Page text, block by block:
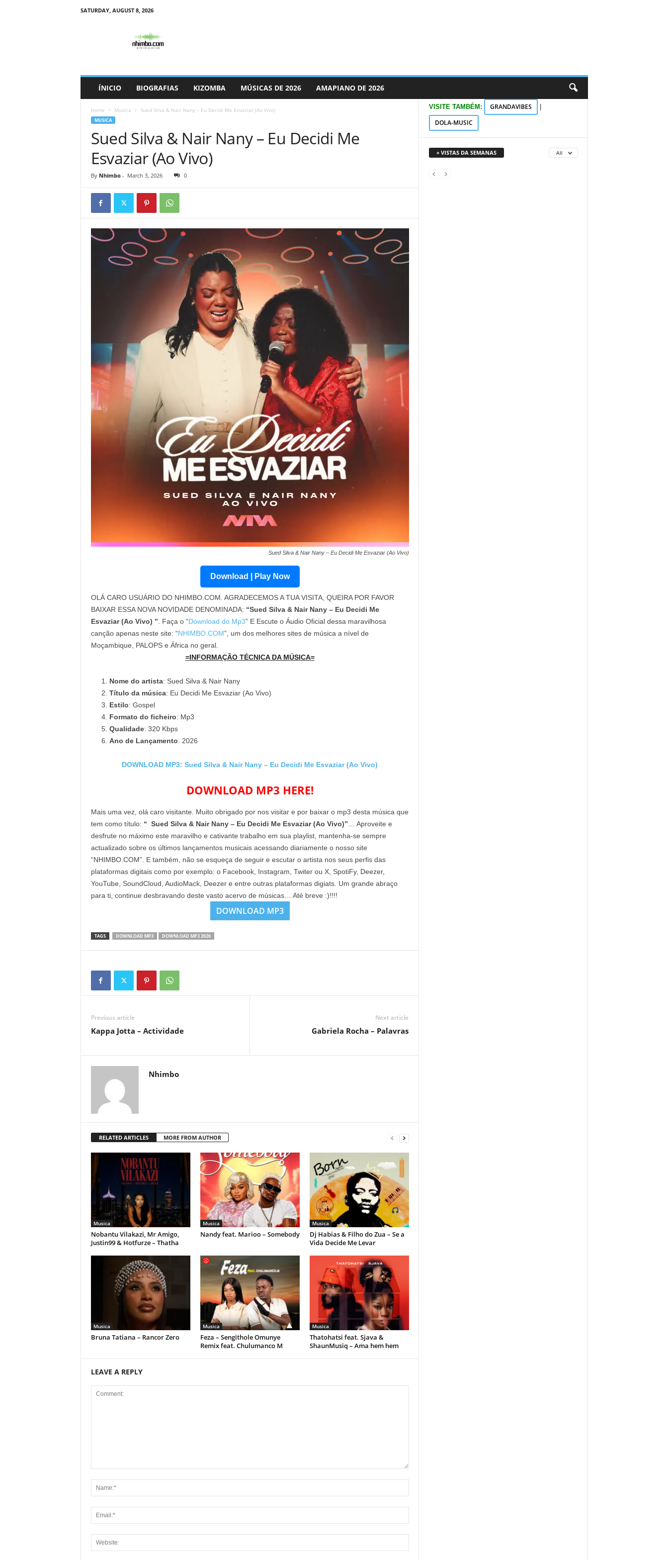
SATURDAY, AUGUST 8, 2026
ÍNICIO BIOGRAFIAS KIZOMBA MÚSICAS DE 2026 AMAPIANO DE 2026
Home Musica Sued Silva & Nair Nany – Eu Decidi Me Esvaziar (Ao Vivo)
MUSICA
Sued Silva & Nair Nany – Eu Decidi Me
Esvaziar (Ao Vivo)
By Nhimbo- March 3, 2026 0
Sued Silva & Nair Nany – Eu Decidi Me Esvaziar (Ao Vivo)
Download | Play Now
OLÁ CARO USUÁRIO DO NHIMBO.COM. AGRADECEMOS A TUA VISITA, QUEIRA POR FAVOR
BAIXAR ESSA NOVA NOVIDADE DENOMINADA: “Sued Silva & Nair Nany – Eu Decidi Me
Esvaziar (Ao Vivo) ” . Faça o “Download do Mp3” E Escute o Áudio Oficial dessa maravilhosa
canção apenas neste site: “NHIMBO.COM”, um dos melhores sites de música a nível de
Moçambique, PALOPS e África no geral.
=INFORMAÇÃO TÉCNICA DA MÚSICA=
Nome do artista: Sued Silva & Nair Nany
Título da música: Eu Decidi Me Esvaziar (Ao Vivo)
Estilo: Gospel
Formato do ficheiro: Mp3
Qualidade: 320 Kbps
Ano de Lançamento: 2026
DOWNLOAD MP3: Sued Silva & Nair Nany – Eu Decidi Me Esvaziar (Ao Vivo)
DOWNLOAD MP3 HERE!
Mais uma vez, olá caro visitante. Muito obrigado por nos visitar e por baixar o mp3 desta música que
tem como título: “ Sued Silva & Nair Nany – Eu Decidi Me Esvaziar (Ao Vivo)” … Aproveite e
desfrute no máximo este maravilho e cativante trabalho em sua playlist, mantenha-se sempre
actualizado sobre os últimos lançamentos musicais acessando diariamente o nosso site
“NHIMBO.COM”. E também, não se esqueça de seguir e escutar o artista nos seus perfis das
plataformas digitais como por exemplo: o Facebook, Instagram, Twiter ou X, SpotiFy, Deezer,
YouTube, SoundCloud, AudioMack, Deezer e entre outras plataformas digiats. Um grande abraço
para ti, continue desbravando deste vasto acervo de músicas… Até breve :)!!!!
DOWNLOAD MP3
TAGS DOWNLOAD MP3 DOWNLOAD MP3 2026
Previous article
Kappa Jotta – Actividade
Next article
Gabriela Rocha – Palavras
Nhimbo
RELATED ARTICLES MORE FROM AUTHOR
Musica
Nobantu Vilakazi, Mr Amigo,
Justin99 & Hotfurze – Thatha
Musica
Nandy feat. Marioo – Somebody
Musica
Dj Habias & Filho do Zua – Se a
Vida Decide Me Levar
Musica
Bruna Tatiana – Rancor Zero
Musica
Feza – Sengithole Omunye
Remix feat. Chulumanco M
Musica
Thatohatsi feat. Sjava &
ShaunMusiq – Ama hem hem
LEAVE A REPLY
VISITE TAMBÉM: GRANDAVIBES
DOLA-MUSIC
+ VISTAS DA SEMANAS All